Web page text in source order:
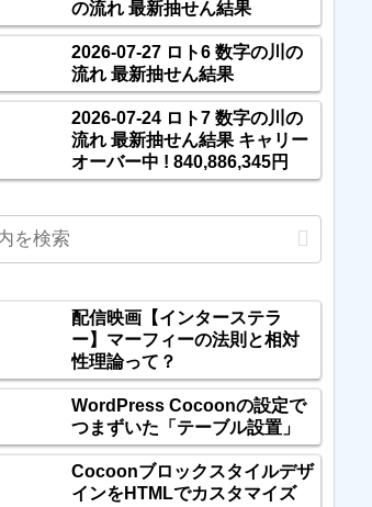
の流れ 最新抽せん結果
2026-07-27 ロト6 数字の川の
流れ 最新抽せん結果
2026-07-24 ロト7 数字の川の
流れ 最新抽せん結果 キャリー
オーバー中 ! 840,886,345円
配信映画【インターステラ
ー】マーフィーの法則と相対
性理論って？
WordPress Cocoonの設定で
つまずいた「テーブル設置」
Cocoonブロックスタイルデザ
インをHTMLでカスタマイズ